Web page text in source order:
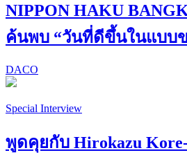
NIPPON HAKU
ค้นพบ “วันที่ดีขึ้นในแบบข
DACO
Special Interview
พูดคุยกับ Hirokazu Kore-